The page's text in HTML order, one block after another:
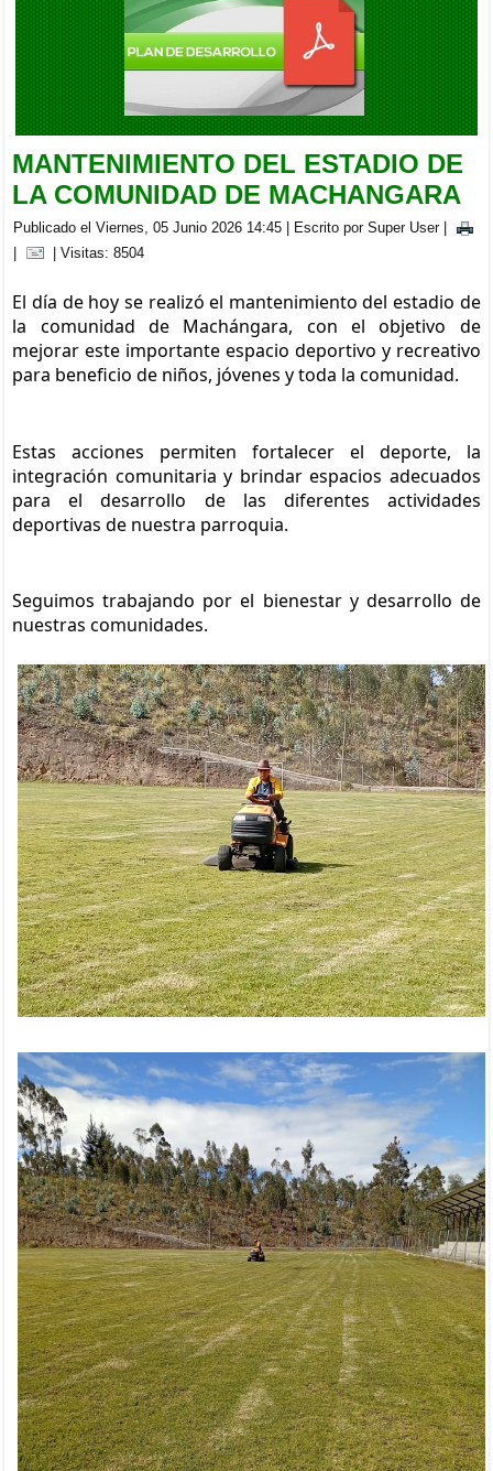
BRIGADA MEDICA INTERDISCIPLINARIA EN LA PARROQUIA
CACHA
Viernes, 05 Septiembre 2025 20:00
MANTENIMIENTO DEL ESTADIO DE
LA COMUNIDAD DE MACHANGARA
Publicado el Viernes, 05 Junio 2026 14:45 | Escrito por Super User|
|
| Visitas: 8504
El día de hoy se realizó el mantenimiento del estadio de
la comunidad de Machángara, con el objetivo de
mejorar este importante espacio deportivo y recreativo
para beneficio de niños, jóvenes y toda la comunidad.
Estas acciones permiten fortalecer el deporte, la
integración comunitaria y brindar espacios adecuados
para el desarrollo de las diferentes actividades
deportivas de nuestra parroquia.
Seguimos trabajando por el bienestar y desarrollo de
nuestras comunidades.